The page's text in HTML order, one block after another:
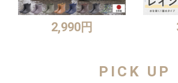
2,990円
PICK UP